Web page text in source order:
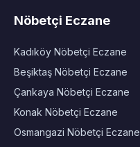
Nöbetçi Eczane
Kadıköy Nöbetçi Eczane
Beşiktaş Nöbetçi Eczane
Çankaya Nöbetçi Eczane
Konak Nöbetçi Eczane
Osmangazi Nöbetçi Eczane